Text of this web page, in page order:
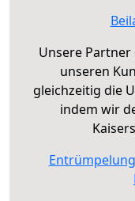
Unsere
unseren
gleichzeitig die
indem wir
Entrümpelung